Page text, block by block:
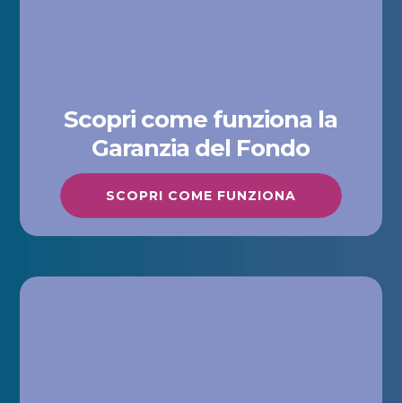
Scopri come funziona la
Garanzia del Fondo
SCOPRI COME FUNZIONA